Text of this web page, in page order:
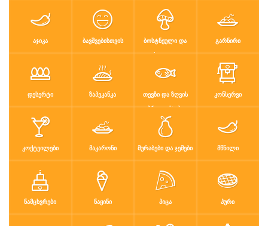
სალათი სასმელები
სუპები სუში ტკბილეული ფასტ ფუდი
ფასტ ფუდი ფუნთუშები ქათამი ქართული
ყავა ჩაი ცომეული ხორცი
ჯანსაღი კვ…
რეცეპტები
რჩევები
დაგვიკავშირდით
ᲐᲯᲘᲙᲐ ᲑᲐᲕᲨᲕᲔᲑᲘᲡᲗᲕᲘᲡ
ᲑᲝᲡᲢᲜᲔᲣᲚᲘ ᲓᲐ
ᲤᲮᲐᲚᲔᲣᲚᲘ
ᲒᲐᲠᲜᲘᲠᲘ
ᲓᲔᲡᲔᲠᲢᲘ ᲖᲐᲞᲔᲙᲐᲜᲙᲐ
ᲗᲔᲕᲖᲘ ᲓᲐ ᲖᲦᲕᲘᲡ
ᲞᲠᲝᲓᲣᲥᲢᲔᲑᲘ
ᲙᲝᲜᲡᲔᲠᲕᲘ
ᲙᲝᲥᲢᲔᲘᲚᲔᲑᲘ ᲛᲐᲙᲐᲠᲝᲜᲘ ᲛᲣᲠᲐᲑᲔᲑᲘ ᲓᲐ ᲯᲔᲛᲔᲑᲘ ᲛᲬᲜᲘᲚᲘ
ᲜᲐᲛᲪᲮᲕᲠᲔᲑᲘ ᲜᲐᲧᲘᲜᲘ ᲞᲘᲪᲐ ᲞᲣᲠᲘ